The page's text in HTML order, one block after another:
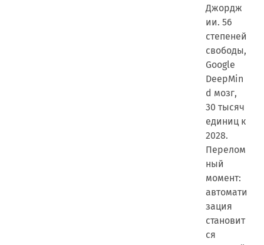
Джордж
ии. 56
степеней
свободы,
Google
DeepMin
d мозг,
30 тысяч
единиц к
2028.
Перелом
ный
момент:
автомати
зация
становит
ся